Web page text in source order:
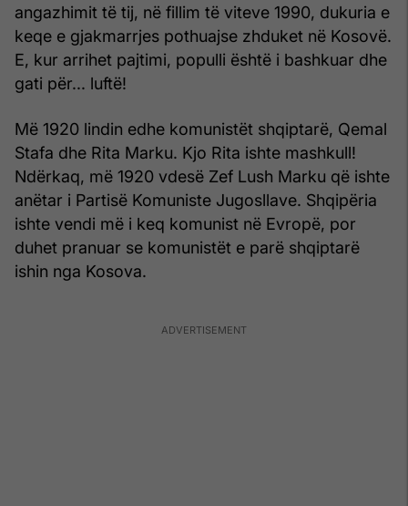
angazhimit të tij, në fillim të viteve 1990, dukuria e
keqe e gjakmarrjes pothuajse zhduket në Kosovë.
E, kur arrihet pajtimi, populli është i bashkuar dhe
gati për... luftë!
Më 1920 lindin edhe komunistët shqiptarë, Qemal
Stafa dhe Rita Marku. Kjo Rita ishte mashkull!
Ndërkaq, më 1920 vdesë Zef Lush Marku që ishte
anëtar i Partisë Komuniste Jugosllave. Shqipëria
ishte vendi më i keq komunist në Evropë, por
duhet pranuar se komunistët e parë shqiptarë
ishin nga Kosova.